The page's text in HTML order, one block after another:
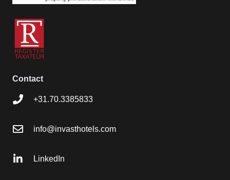
Contact
+31.70.3385833
info@invasthotels.com
LinkedIn